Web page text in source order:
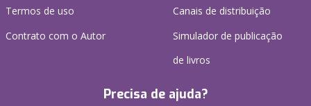
Termos de uso
Contrato com o Autor
Canais de distribuição
Simulador de publicação
de livros
Precisa de ajuda?